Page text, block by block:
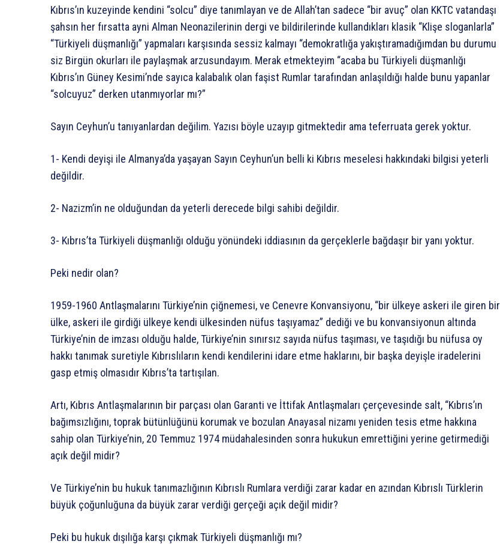
Kıbrıs’ın kuzeyinde kendini “solcu” diye tanımlayan ve de Allah’tan sadece “bir avuç” olan KKTC vatandaşı
şahsın her fırsatta ayni Alman Neonazilerinin dergi ve bildirilerinde kullandıkları klasik “Klişe sloganlarla”
“Türkiyeli düşmanlığı” yapmaları karşısında sessiz kalmayı “demokratlığa yakıştıramadığımdan bu durumu
siz Birgün okurları ile paylaşmak arzusundayım. Merak etmekteyim “acaba bu Türkiyeli düşmanlığı
Kıbrıs’ın Güney Kesimi’nde sayıca kalabalık olan faşist Rumlar tarafından anlaşıldığı halde bunu yapanlar
“solcuyuz” derken utanmıyorlar mı?”
Sayın Ceyhun’u tanıyanlardan değilim. Yazısı böyle uzayıp gitmektedir ama teferruata gerek yoktur.
1- Kendi deyişi ile Almanya’da yaşayan Sayın Ceyhun’un belli ki Kıbrıs meselesi hakkındaki bilgisi yeterli
değildir.
2- Nazizm’in ne olduğundan da yeterli derecede bilgi sahibi değildir.
3- Kıbrıs’ta Türkiyeli düşmanlığı olduğu yönündeki iddiasının da gerçeklerle bağdaşır bir yanı yoktur.
Peki nedir olan?
1959-1960 Antlaşmalarını Türkiye’nin çiğnemesi, ve Cenevre Konvansiyonu, “bir ülkeye askeri ile giren bir
ülke, askeri ile girdiği ülkeye kendi ülkesinden nüfus taşıyamaz” dediği ve bu konvansiyonun altında
Türkiye’nin de imzası olduğu halde, Türkiye’nin sınırsız sayıda nüfus taşıması, ve taşıdığı bu nüfusa oy
hakkı tanımak suretiyle Kıbrıslıların kendi kendilerini idare etme haklarını, bir başka deyişle iradelerini
gasp etmiş olmasıdır Kıbrıs’ta tartışılan.
Artı, Kıbrıs Antlaşmalarının bir parçası olan Garanti ve İttifak Antlaşmaları çerçevesinde salt, “Kıbrıs’ın
bağımsızlığını, toprak bütünlüğünü korumak ve bozulan Anayasal nizamı yeniden tesis etme hakkına
sahip olan Türkiye’nin, 20 Temmuz 1974 müdahalesinden sonra hukukun emrettiğini yerine getirmediği
açık değil midir?
Ve Türkiye’nin bu hukuk tanımazlığının Kıbrıslı Rumlara verdiği zarar kadar en azından Kıbrıslı Türklerin
büyük çoğunluğuna da büyük zarar verdiği gerçeği açık değil midir?
Peki bu hukuk dışılığa karşı çıkmak Türkiyeli düşmanlığı mı?